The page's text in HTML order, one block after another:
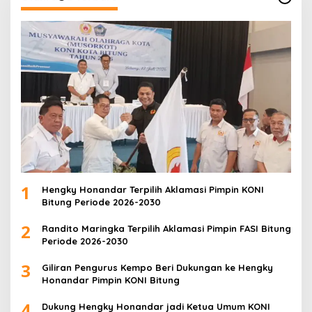
1
Hengky Honandar Terpilih Aklamasi Pimpin KONI
Bitung Periode 2026-2030
2
Randito Maringka Terpilih Aklamasi Pimpin FASI Bitung
Periode 2026-2030
3
Giliran Pengurus Kempo Beri Dukungan ke Hengky
Honandar Pimpin KONI Bitung
Dukung Hengky Honandar jadi Ketua Umum KONI